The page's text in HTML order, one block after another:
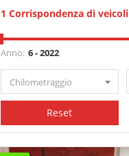
1 Corrispondenza di veicoli
Anno:
Chilometraggio
Reset